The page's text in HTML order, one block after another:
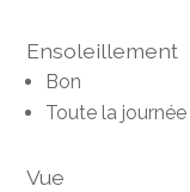
Ensoleillement
Bon
Toute la journée
Vue